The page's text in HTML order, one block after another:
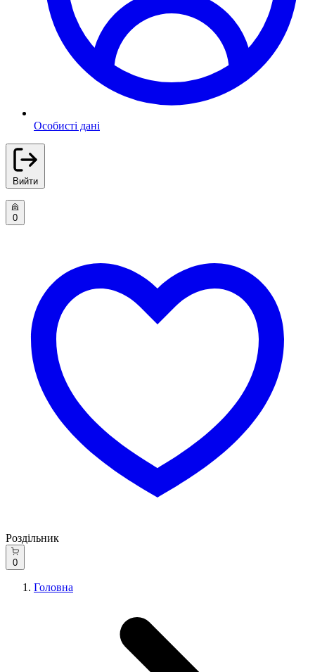
Особисті дані
Вийти
0
Роздільник
0
Головна